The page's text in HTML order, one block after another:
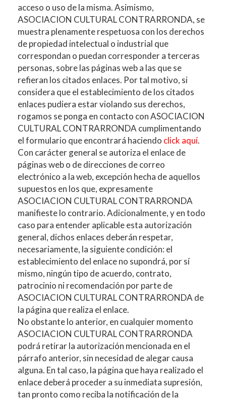
acceso o uso de la misma. Asimismo,
ASOCIACION CULTURAL CONTRARRONDA, se
muestra plenamente respetuosa con los derechos
de propiedad intelectual o industrial que
correspondan o puedan corresponder a terceras
personas, sobre las páginas web a las que se
refieran los citados enlaces. Por tal motivo, si
considera que el establecimiento de los citados
enlaces pudiera estar violando sus derechos,
rogamos se ponga en contacto conASOCIACION
CULTURAL CONTRARRONDA cumplimentando
el formulario que encontrará haciendo click aquí.
Con carácter general se autoriza el enlace de
páginas web o de direcciones de correo
electrónico a la web, excepción hecha de aquellos
supuestos en los que, expresamente
ASOCIACION CULTURAL CONTRARRONDA
manifieste lo contrario. Adicionalmente, y en todo
caso para entender aplicable esta autorización
general, dichos enlaces deberán respetar,
necesariamente, la siguiente condición: el
establecimiento del enlace no supondrá, por sí
mismo, ningún tipo de acuerdo, contrato,
patrocinio ni recomendación por parte de
ASOCIACION CULTURAL CONTRARRONDA de
la página que realiza el enlace.
No obstante lo anterior, en cualquier momento
ASOCIACION CULTURAL CONTRARRONDA
podrá retirar la autorización mencionada en el
párrafo anterior, sin necesidad de alegar causa
alguna. En tal caso, la página que haya realizado el
enlace deberá proceder a su inmediata supresión,
tan pronto como reciba la notificación de la